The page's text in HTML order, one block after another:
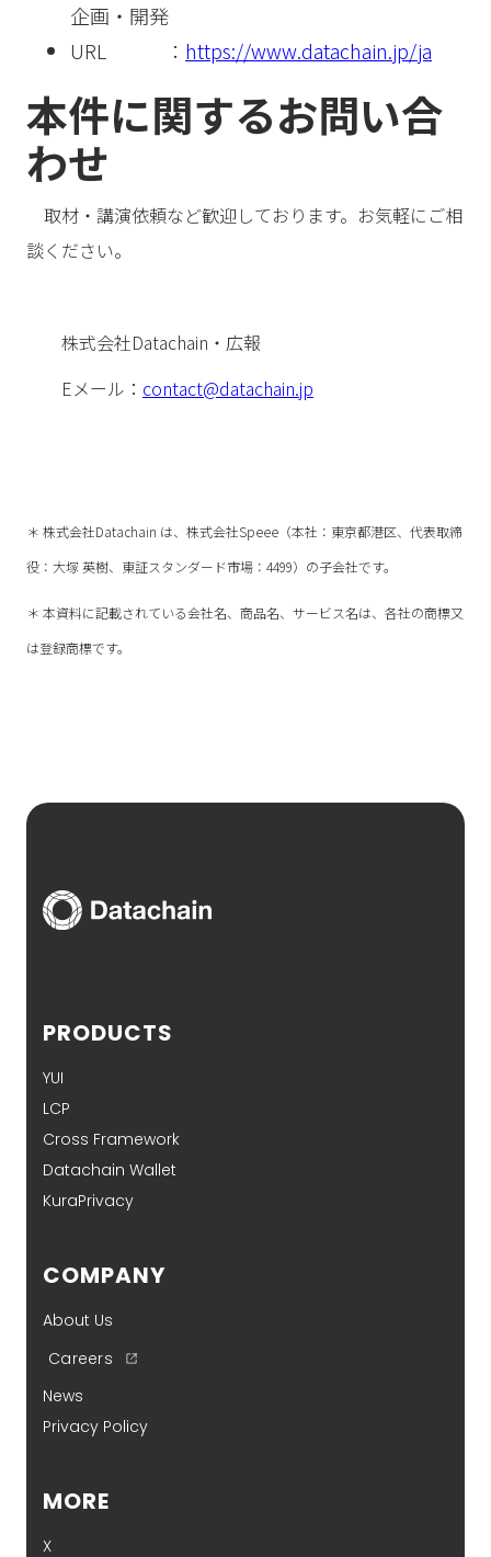
企画・開発
URL ： https://www.datachain.jp/ja
本件に関するお問い合
わせ
取材・講演依頼など歓迎しております。お気軽にご相
談ください。
株式会社Datachain・広報
Eメール： contact@datachain.jp
＊ 株式会社Datachain は、株式会社Speee（本社：東京都港区、代表取締
役：大塚 英樹、東証スタンダード市場：4499）の子会社です。
＊ 本資料に記載されている会社名、商品名、サービス名は、各社の商標又
は登録商標です。
PRODUCTS
YUI
LCP
Cross Framework
Datachain Wallet
KuraPrivacy
COMPANY
About Us
Careers
News
Privacy Policy
MORE
X